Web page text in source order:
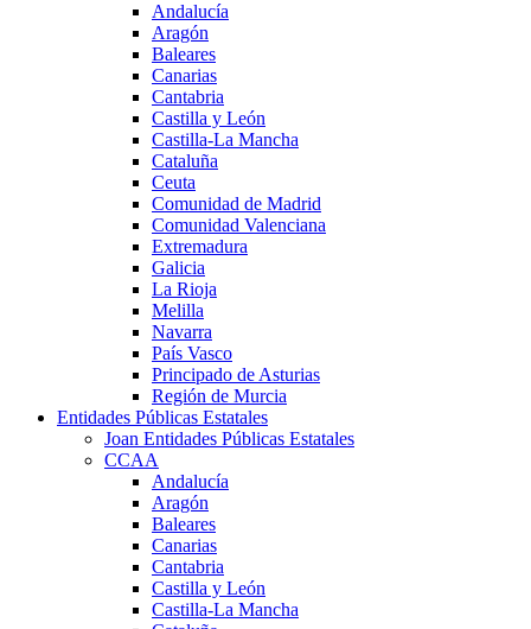
Andalucía
Aragón
Baleares
Canarias
Cantabria
Castilla y León
Castilla-La Mancha
Cataluña
Ceuta
Comunidad de Madrid
Comunidad Valenciana
Extremadura
Galicia
La Rioja
Melilla
Navarra
País Vasco
Principado de Asturias
Región de Murcia
Entidades Públicas Estatales
Joan Entidades Públicas Estatales
CCAA
Andalucía
Aragón
Baleares
Canarias
Cantabria
Castilla y León
Castilla-La Mancha